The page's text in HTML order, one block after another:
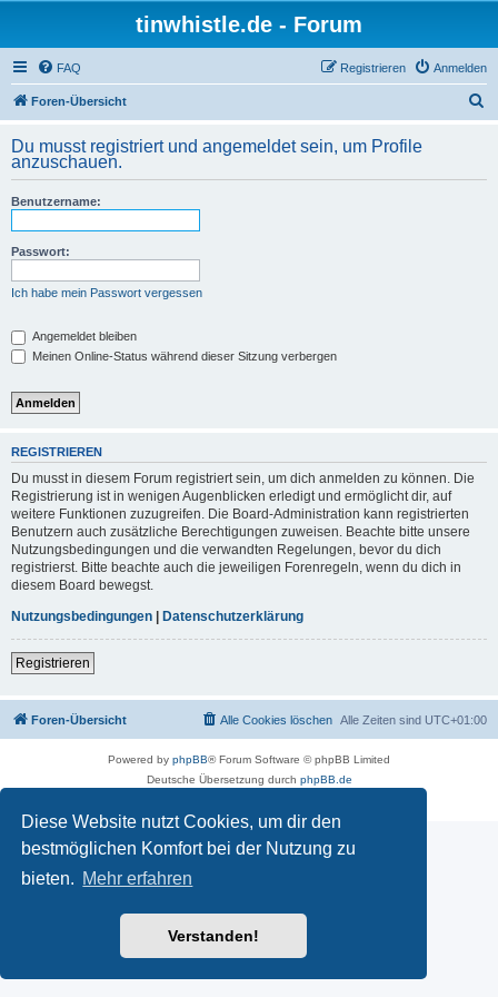
Diese Website nutzt Cookies, um dir den
bestmöglichen Komfort bei der Nutzung zu
bieten. Mehr erfahren
Verstanden!
tinwhistle.de - Forum
FAQ Anmelden
Registrieren
Foren-Übersicht
h
Du musst registriert und angemeldet sein, um Profile
anzuschauen.
Benutzername:
Passwort:
Ich habe mein Passwort vergessen
Angemeldet bleiben
Meinen Online-Status während dieser Sitzung verbergen
REGISTRIEREN
Du musst in diesem Forum registriert sein, um dich anmelden zu können. Die
Registrierung ist in wenigen Augenblicken erledigt und ermöglicht dir, auf
weitere Funktionen zuzugreifen. Die Board-Administration kann registrierten
Benutzern auch zusätzliche Berechtigungen zuweisen. Beachte bitte unsere
Nutzungsbedingungen und die verwandten Regelungen, bevor du dich
registrierst. Bitte beachte auch die jeweiligen Forenregeln, wenn du dich in
diesem Board bewegst.
Nutzungsbedingungen | Datenschutzerklärung
Registrieren
Foren-Übersicht Alle Zeiten sind UTC+01:00
Alle Cookies löschen
Powered by phpBB® Forum Software © phpBB Limited
Deutsche Übersetzung durch phpBB.de